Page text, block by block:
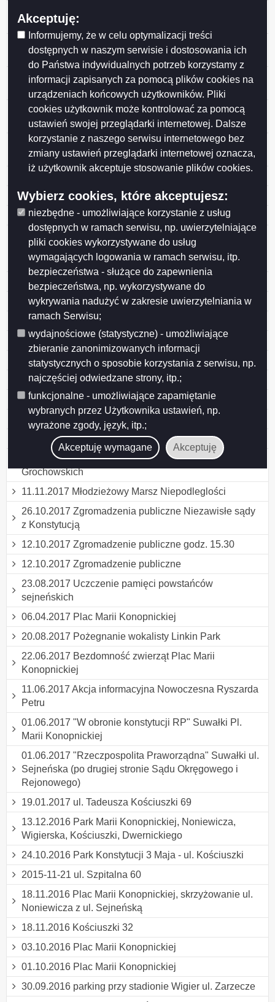
Akceptuję:
Informujemy, że w celu optymalizacji treści
dostępnych w naszym serwisie i dostosowania ich
do Państwa indywidualnych potrzeb korzystamy z
informacji zapisanych za pomocą plików cookies na
urządzeniach końcowych użytkowników. Pliki
cookies użytkownik może kontrolować za pomocą
ustawień swojej przeglądarki internetowej. Dalsze
korzystanie z naszego serwisu internetowego bez
zmiany ustawień przeglądarki internetowej oznacza,
iż użytkownik akceptuje stosowanie plików cookies.
Wybierz cookies, które akceptujesz:
niezbędne - umożliwiające korzystanie z usług
dostępnych w ramach serwisu, np. uwierzytelniające
pliki cookies wykorzystywane do usług
wymagających logowania w ramach serwisu, itp.
bezpieczeństwa - służące do zapewnienia
bezpieczeństwa, np. wykorzystywane do
wykrywania nadużyć w zakresie uwierzytelniania w
ramach Serwisu;
wydajnościowe (statystyczne) - umożliwiające
zbieranie zanonimizowanych informacji
statystycznych o sposobie korzystania z serwisu, np.
najczęściej odwiedzane strony, itp.;
funkcjonalne - umożliwiające zapamiętanie
wybranych przez Użytkownika ustawień, np.
wyrażone zgody, język, itp.;
Akceptuję wymagane Akceptuję
człowieka
06.04.2019 Bezwzględne prawo do życia dla każdego
człowieka
09.03.2019 Bezwzględne prawo do życia dla każdego
człowieka
02.02.2019 Bezwzględne prawo do życia dla każdego
człowieka
05.01.2019 Bezwzględne prawo do życia każdego
człowieka
11.11.2016 XI Młodzieżowy Marsz Niepodległości
30.11.2018 "Konstytucja"
31.10.2018 Obrona Konstytucji
30.06.2018 Sprzeciw przeciw nadchodzącym
dyrektywom unijnym o prawie autorskim na rynku
cyfrowym
24.05.2018 "Konstytucja"
17.05.2018 "Literiada"
05.04.2018 "Konstytucja"
05.04.2018 "W obronie Suwalskich sędziów"
18.02.2018 Zgromadzenie publiczne
28.12.2017 KONSTYTUCJA
28.12.2017 "3 x W"
14.12.2017 Łańcuch ludzi
13.12.2017 "Obudźcie się !"
25.11.2017 Rocznica powstania 2 Pułku Ułanów
Grochowskich
11.11.2017 Młodzieżowy Marsz Niepodleglości
26.10.2017 Zgromadzenia publiczne Niezawisłe sądy
z Konstytucją
12.10.2017 Zgromadzenie publiczne godz. 15.30
12.10.2017 Zgromadzenie publiczne
23.08.2017 Uczczenie pamięci powstańców
sejneńskich
06.04.2017 Plac Marii Konopnickiej
20.08.2017 Pożegnanie wokalisty Linkin Park
22.06.2017 Bezdomność zwierząt Plac Marii
Konopnickiej
11.06.2017 Akcja informacyjna Nowoczesna Ryszarda
Petru
01.06.2017 "W obronie konstytucji RP" Suwałki Pl.
Marii Konopnickiej
01.06.2017 "Rzeczpospolita Praworządna" Suwałki ul.
Sejneńska (po drugiej stronie Sądu Okręgowego i
Rejonowego)
19.01.2017 ul. Tadeusza Kościuszki 69
13.12.2016 Park Marii Konopnickiej, Noniewicza,
Wigierska, Kościuszki, Dwernickiego
24.10.2016 Park Konstytucji 3 Maja - ul. Kościuszki
2015-11-21 ul. Szpitalna 60
18.11.2016 Plac Marii Konopnickiej, skrzyżowanie ul.
Noniewicza z ul. Sejneńską
18.11.2016 Kościuszki 32
03.10.2016 Plac Marii Konopnickiej
01.10.2016 Plac Marii Konopnickiej
30.09.2016 parking przy stadionie Wigier ul. Zarzecze